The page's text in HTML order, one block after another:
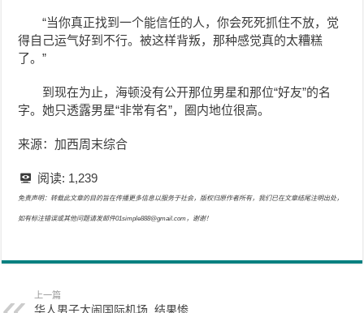
“当你真正找到一个能信任的人，你会死死抓住不放，觉
得自己运气好到不行。被这样背叛，那种感觉真的太糟糕
了。”
到现在为止，海顿没有公开那位男星和那位“好友”的名
字。她只透露男星“非常有名”，圈内地位很高。
来源：加西周末综合
阅读: 1,239
免责声明：转载此文章的目的旨在传播更多信息以服务于社会，版权归原作者所有，我们已在文章结尾注明出处，
如有标注错误或其他问题请发邮件01simple888@gmail.com，谢谢！
上一篇
华人男子大闹国际机场, 结果惨